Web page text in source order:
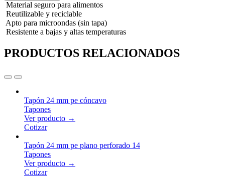
Material seguro para alimentos
Reutilizable y reciclable
Apto para microondas (sin tapa)
Resistente a bajas y altas temperaturas
PRODUCTOS RELACIONADOS
Tapón 24 mm pe cóncavo
Tapones
Ver producto →
Cotizar
Tapón 24 mm pe plano perforado 14
Tapones
Ver producto →
Cotizar